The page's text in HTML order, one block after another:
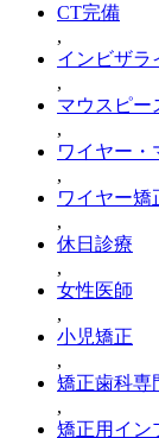
CT完備
,
インビザラ
,
マウスピー
,
ワイヤー・
,
ワイヤー矯
,
休日診療
,
女性医師
,
小児矯正
,
矯正歯科専
,
矯正用イン